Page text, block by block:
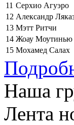
11 Серхио Агуэро
12 Александр
13 Мэтт Ритчи
14 Жоау Моутинью
15 Мохамед Салах
Наша
Лента